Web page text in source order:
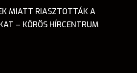
MIATT RIASZTOTTÁK A
– KÖRÖS HÍRCENTRUM